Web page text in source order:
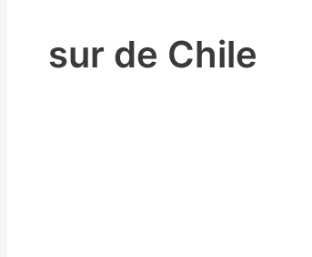
sur de Chile